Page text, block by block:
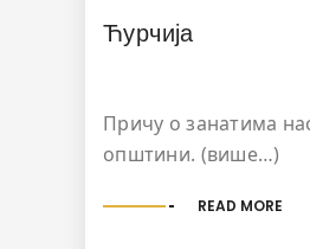
Ћурчија
Причу о занaтима
општини. (више…)
READ MORE